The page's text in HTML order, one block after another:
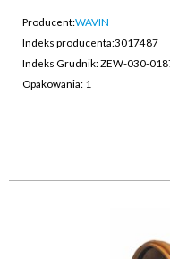
Producent:WAVIN
Indeks producenta:3017487
Indeks Grudnik: ZEW-030-
Opakowania: 1